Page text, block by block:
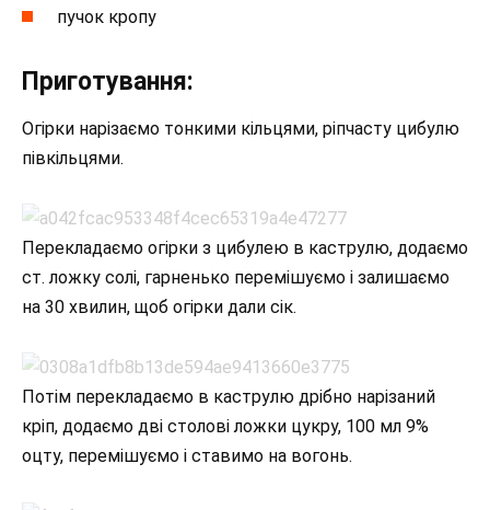
пучок кропу
Приготування:
Огірки нарізаємо тонкими кільцями, ріпчасту цибулю
півкільцями.
Перекладаємо огірки з цибулею в каструлю, додаємо
ст. ложку солі, гарненько перемішуємо і залишаємо
на 30 хвилин, щоб огірки дали сік.
Потім перекладаємо в каструлю дрібно нарізаний
кріп, додаємо дві столові ложки цукру, 100 мл 9%
оцту, перемішуємо і ставимо на вогонь.